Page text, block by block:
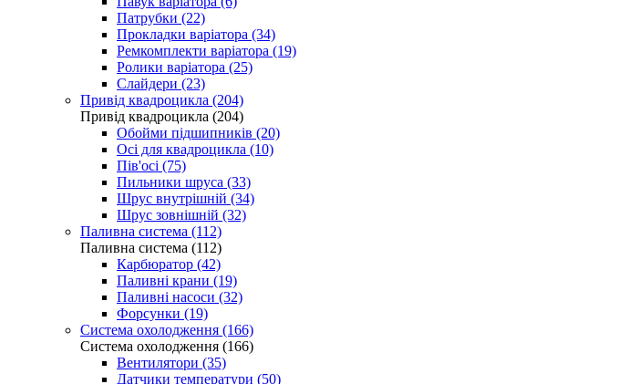
Патрубки (22)
Прокладки варіатора (34)
Ремкомплекти варіатора (19)
Ролики варіатора (25)
Слайдери (23)
Привід квадроцикла (204)
Привід квадроцикла (204)
Обойми підшипників (20)
Осі для квадроцикла (10)
Пів'осі (75)
Пильники шруса (33)
Шрус внутрішній (34)
Шрус зовнішній (32)
Паливна система (112)
Паливна система (112)
Карбюратор (42)
Паливні крани (19)
Паливні насоси (32)
Форсунки (19)
Система охолодження (166)
Система охолодження (166)
Вентилятори (35)
Датчики температури (50)